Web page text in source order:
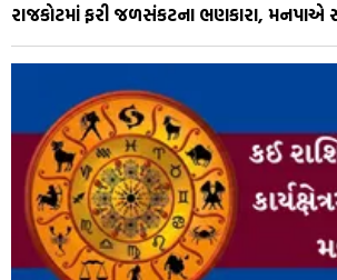
રાજકોટમાં ફરી જળસંકટના ભણકારા, મનપાએ